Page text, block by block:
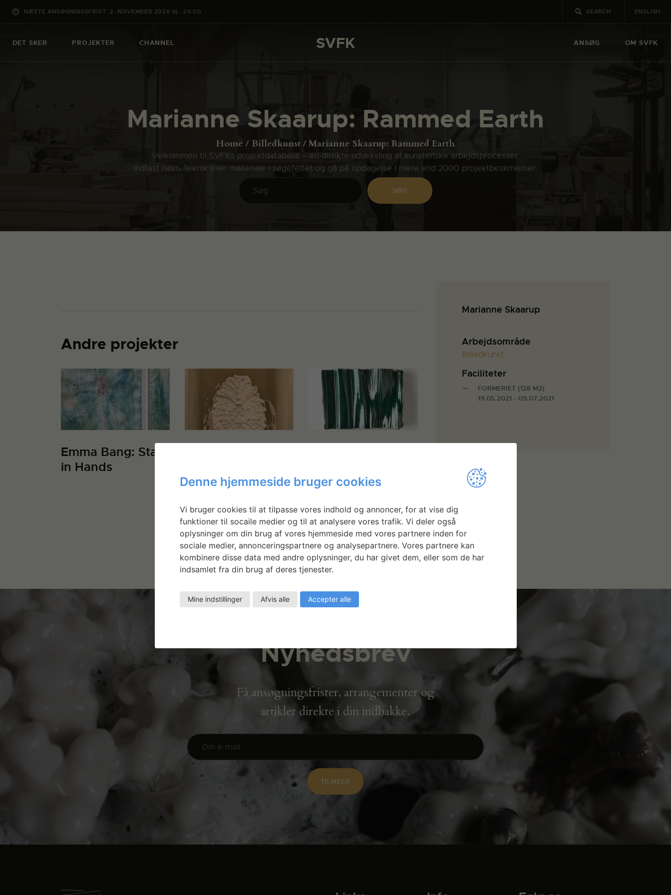
NÆSTE ANSØGNINGSFRIST: 2. NOVEMBER 2026 KL. 24:00 ENGLISH
DET SKER PROJEKTER CHANNEL SVFK ANSØG OM SVFK
Marianne Skaarup: Rammed Earth
Home Billedkunst Marianne Skaarup: Rammed Earth
Velkommen til SVFKs projektdatabase – en direkte udveksling af kunsteriske arbejdsprocesser.
Indtast navn, teknik eller materiale i søgefeltet og gå på opdagelse i mere end 2000 projektbeskrivelser.
SVFK
PROJEKTER
CHANNEL
OM SVFK
ENGLISH
Andre projekter
Emma Bang: Stars
in Hands
spejlinger
of the Craftsman’s
Robotic Wire
Cutting in Clay
Marianne Skaarup
Arbejdsområde
Billedkunst
Faciliteter
FORMERIET (128 M2)
19.05.2021 - 09.07.2021
Nyhedsbrev
Få ansøgningsfrister, arrangementer og
artikler direkte i din indbakke.
Denne hjemmeside bruger cookies
Vi bruger cookies til at tilpasse vores indhold og annoncer, for at vise dig
funktioner til socaile medier og til at analysere vores trafik. Vi deler også
oplysninger om din brug af vores hjemmeside med vores partnere inden for
sociale medier, annonceringspartnere og analysepartnere. Vores partnere kan
kombinere disse data med andre oplysninger, du har givet dem, eller som de har
indsamlet fra din brug af deres tjenester.
Mine indstillinger Afvis alle Accepter alle